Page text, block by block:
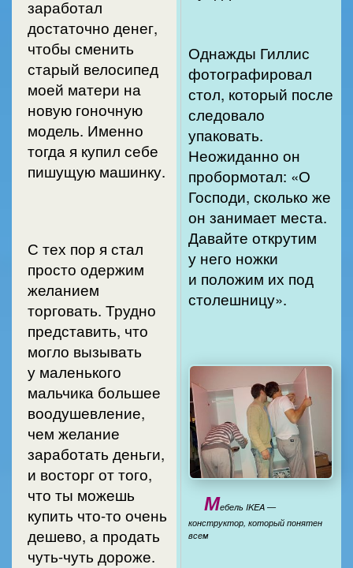
заработал
достаточно денег,
чтобы сменить
старый велосипед
моей матери на
новую гоночную
модель. Именно
тогда я купил себе
пишущую машинку.
С тех пор я стал
просто одержим
желанием
торговать. Трудно
представить, что
могло вызывать
у маленького
мальчика большее
воодушевление,
чем желание
заработать деньги,
и восторг от того,
что ты можешь
купить что-то очень
дешево, а продать
чуть-чуть дороже.
Однажды Гиллис
фотографировал
стол, который после
следовало
упаковать.
Неожиданно он
пробормотал: «О
Господи, сколько же
он занимает места.
Давайте открутим
у него ножки
и положим их под
столешницу».
Мебель IKEA —
конструктор, который понятен
всем